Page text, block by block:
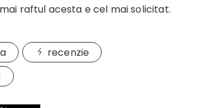
raftul acesta e cel mai solicitat.
recenzie